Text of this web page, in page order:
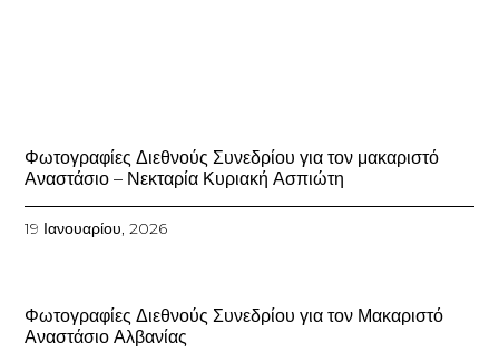
Φωτογραφίες Διεθνούς Συνεδρίου για τον μακαριστό
Αναστάσιο – Νεκταρία Κυριακή Ασπιώτη
19 Ιανουαρίου, 2026
Φωτογραφίες Διεθνούς Συνεδρίου για τον Μακαριστό
Αναστάσιο Αλβανίας